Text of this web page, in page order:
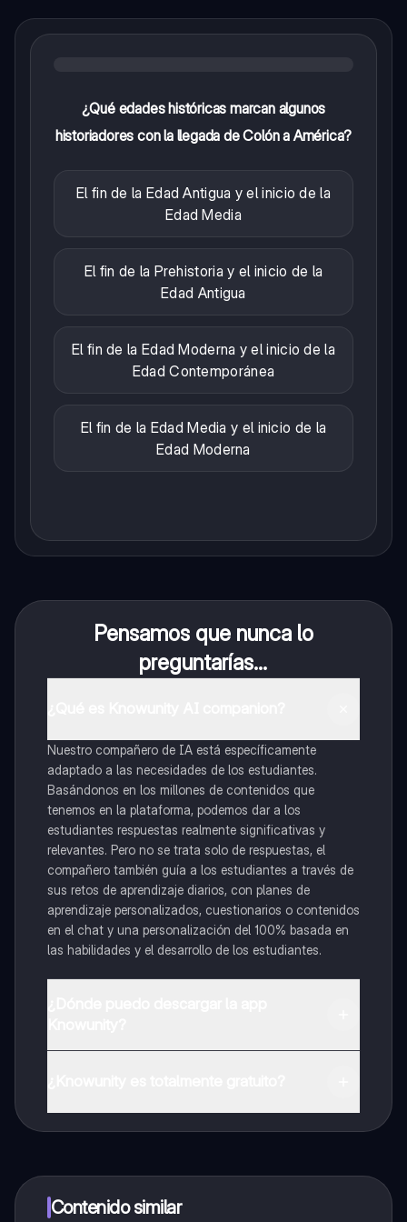
¿Qué edades históricas marcan algunos
historiadores con la llegada de Colón a América?
El fin de la Edad Antigua y el inicio de la
Edad Media
El fin de la Prehistoria y el inicio de la
Edad Antigua
El fin de la Edad Moderna y el inicio de la
Edad Contemporánea
El fin de la Edad Media y el inicio de la
Edad Moderna
Pensamos que nunca lo
preguntarías...
Nuestro compañero de IA está específicamente
adaptado a las necesidades de los estudiantes.
Basándonos en los millones de contenidos que
tenemos en la plataforma, podemos dar a los
estudiantes respuestas realmente significativas y
relevantes. Pero no se trata solo de respuestas, el
compañero también guía a los estudiantes a través de
sus retos de aprendizaje diarios, con planes de
aprendizaje personalizados, cuestionarios o contenidos
en el chat y una personalización del 100% basada en
las habilidades y el desarrollo de los estudiantes.
a determinadas funciones.
Contenido similar